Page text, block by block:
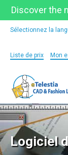
Sélectionnez la
Liste de prix Mon
Logiciel